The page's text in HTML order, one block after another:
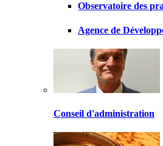
Observatoire des
Agence de
Conseil d'administration